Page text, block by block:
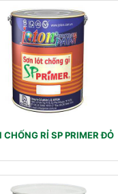
CHỐNG RỈ SP PRIMER ĐỎ